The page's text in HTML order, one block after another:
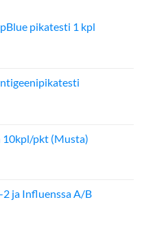
pikatesti 1 kpl
10kpl/pkt (Musta)
2 ja Influenssa A/B